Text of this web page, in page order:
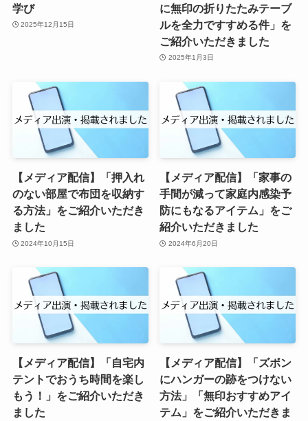
学び
2025年12月15日
に無印の折りたたみテーブ
ルを全力ですすめる件」を
ご紹介いただきました
2025年1月3日
【メディア配信】「押入れ
のない部屋で布団を収納す
る方法」をご紹介いただき
ました
2024年10月15日
【メディア配信】「家事の
手間が減って家庭内感染予
防にもなるアイテム」をご
紹介いただきました
2024年6月20日
【メディア配信】「自宅内
テントでおうち時間を楽し
もう！」をご紹介いただき
ました
【メディア配信】「ズボン
にハンガーの跡をつけない
方法」「無印おすすめアイ
テム」をご紹介いただきま